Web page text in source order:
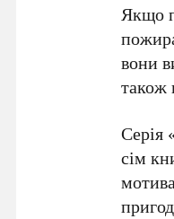
Якщо
вони
також
Серія
сім